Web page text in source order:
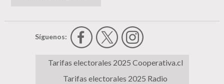
Síguenos:
Tarifas electorales 2025 Cooperativa.cl
Tarifas electorales 2025 Radio